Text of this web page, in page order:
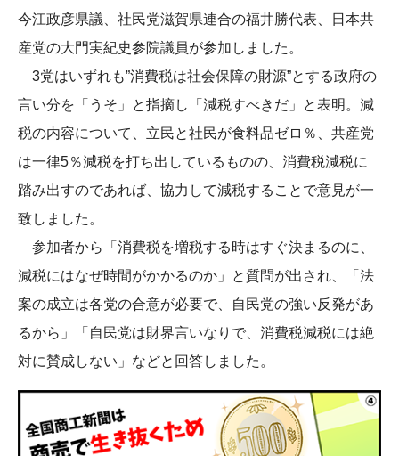
今江政彦県議、社民党滋賀県連合の福井勝代表、日本共
産党の大門実紀史参院議員が参加しました。
3党はいずれも”消費税は社会保障の財源”とする政府の
言い分を「うそ」と指摘し「減税すべきだ」と表明。減
税の内容について、立民と社民が食料品ゼロ％、共産党
は一律5％減税を打ち出しているものの、消費税減税に
踏み出すのであれば、協力して減税することで意見が一
致しました。
参加者から「消費税を増税する時はすぐ決まるのに、
減税にはなぜ時間がかかるのか」と質問が出され、「法
案の成立は各党の合意が必要で、自民党の強い反発があ
るから」「自民党は財界言いなりで、消費税減税には絶
対に賛成しない」などと回答しました。